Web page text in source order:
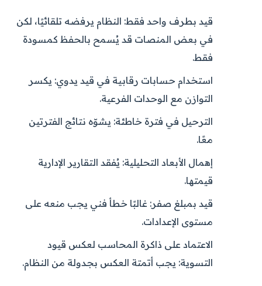
قيد بطرف واحد فقط: النظام يرفضه تلقائيًا، لكن
في بعض المنصات قد يُسمح بالحفظ كمسودة
فقط.
استخدام حسابات رقابية في قيد يدوي: يكسر
التوازن مع الوحدات الفرعية.
الترحيل في فترة خاطئة: يشوّه نتائج الفترتين
معًا.
إهمال الأبعاد التحليلية: يُفقد التقارير الإدارية
قيمتها.
قيد بمبلغ صفر: غالبًا خطأ فني يجب منعه على
مستوى الإعدادات.
الاعتماد على ذاكرة المحاسب لعكس قيود
التسوية: يجب أتمتة العكس بجدولة من النظام.